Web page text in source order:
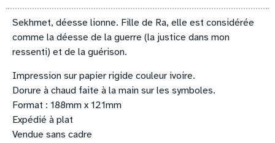
Sekhmet, déesse lionne. Fille de Ra, elle est considérée
comme la déesse de la guerre (la justice dans mon
ressenti) et de la guérison.
Impression sur papier rigide couleur ivoire.
Dorure à chaud faite à la main sur les symboles.
Format : 188mm x 121mm
Expédié à plat
Vendue sans cadre